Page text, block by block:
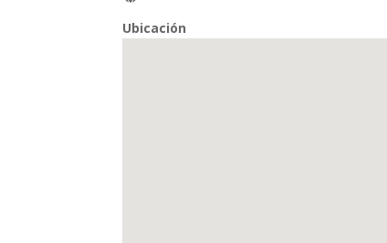
Ubicación